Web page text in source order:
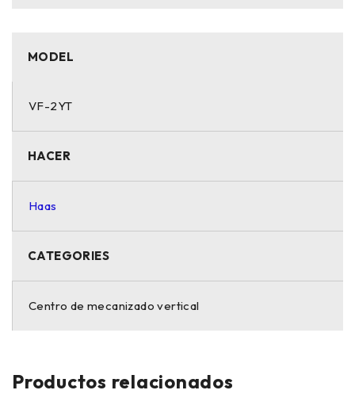
MODEL
VF-2YT
HACER
Haas
CATEGORIES
Centro de mecanizado vertical
Productos relacionados